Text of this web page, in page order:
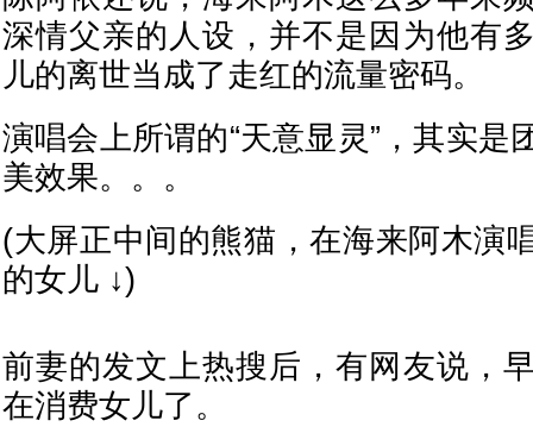
深情父亲的人设，并不是因为他有
儿的离世当成了走红的流量密码。
演唱会上所谓的“天意显灵”，其实是
美效果。。。
(大屏正中间的熊猫，在海来阿木演
的女儿 ↓)
前妻的发文上热搜后，有网友说，
在消费女儿了。